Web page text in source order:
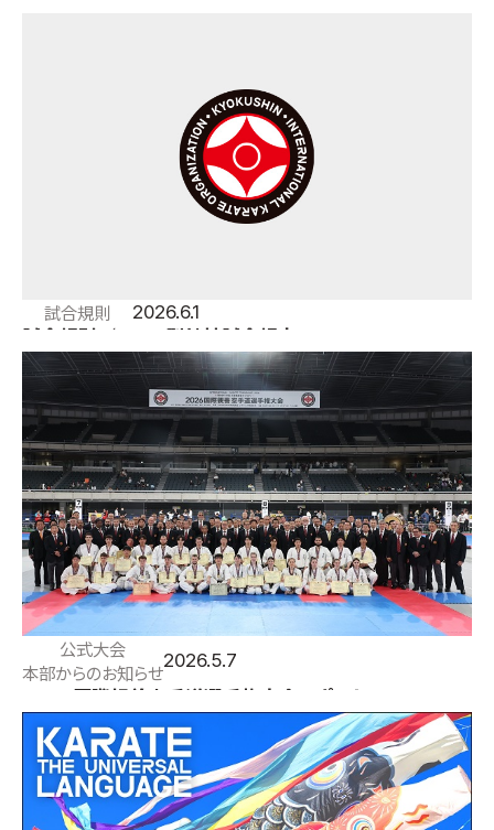
試合規則
2026.6.1
公式大会
本部からのお知らせ
2026.5.7
2026国際親善空手道選手権大会レポート